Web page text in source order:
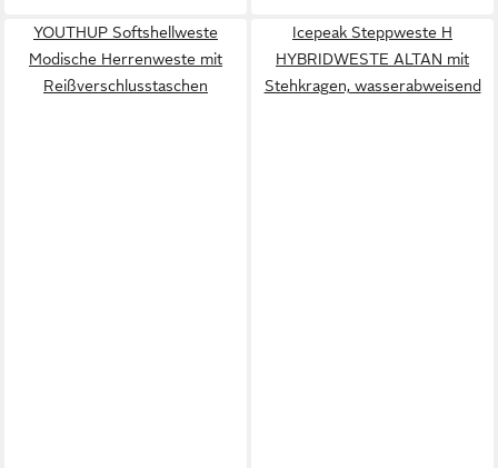
YOUTHUP Softshellweste
Modische Herrenweste mit
Reißverschlusstaschen
Icepeak Steppweste H
HYBRIDWESTE ALTAN mit
Stehkragen, wasserabweisend